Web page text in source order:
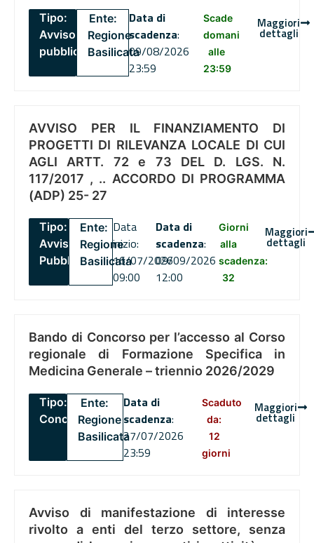
Tipo:
Avviso
pubblico
Ente:
Regione
Basilicata
Data di
scadenza:
09/08/2026
23:59
Scade
domani
alle
23:59
Maggiori
dettagli
AVVISO PER IL FINANZIAMENTO DI
PROGETTI DI RILEVANZA LOCALE DI CUI
AGLI ARTT. 72 e 73 DEL D. LGS. N.
117/2017 , .. ACCORDO DI PROGRAMMA
(ADP) 25- 27
Tipo:
Avviso
Pubblico
Ente:
Regione
Basilicata
Data
inizio:
16/07/2026
09:00
Data di
scadenza:
09/09/2026
12:00
Giorni
alla
scadenza:
32
Maggiori
dettagli
Bando di Concorso per l’accesso al Corso
regionale di Formazione Specifica in
Medicina Generale – triennio 2026/2029
Tipo:
Concorsi
Ente:
Regione
Basilicata
Data di
scadenza:
27/07/2026
23:59
Scaduto
da:
12
giorni
Maggiori
dettagli
Avviso di manifestazione di interesse
rivolto a enti del terzo settore, senza